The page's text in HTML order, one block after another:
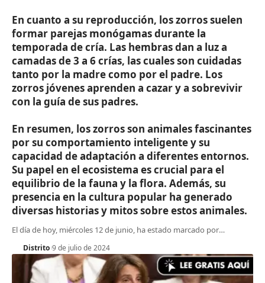
En cuanto a su reproducción, los zorros suelen
formar parejas monógamas durante la
temporada de cría. Las hembras dan a luz a
camadas de 3 a 6 crías, las cuales son cuidadas
tanto por la madre como por el padre. Los
zorros jóvenes aprenden a cazar y a sobrevivir
con la guía de sus padres.
En resumen, los zorros son animales fascinantes
por su comportamiento inteligente y su
capacidad de adaptación a diferentes entornos.
Su papel en el ecosistema es crucial para el
equilibrio de la fauna y la flora. Además, su
presencia en la cultura popular ha generado
diversas historias y mitos sobre estos animales.
El día de hoy, miércoles 12 de junio, ha estado marcado por…
Distrito 9 de julio de 2024